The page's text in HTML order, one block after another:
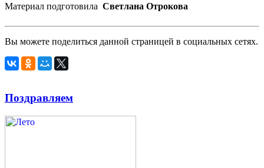
Материал подготовила Светлана Отрокова
Вы можете поделиться данной страницей в социальных сетях.
Поздравляем